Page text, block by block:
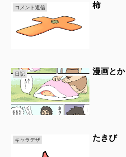
コメント返信 柿
日記 漫画とか
キャラデザ たきび